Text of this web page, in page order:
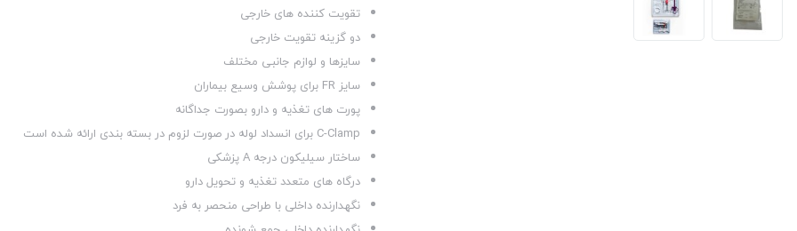
تقویت کننده های خارجی
دو گزینه تقویت خارجی
سایزها و لوازم جانبی مختلف
سایز FR برای پوشش وسیع بیماران
پورت های تغذیه و دارو بصورت جداگانه
C-Clamp برای انسداد لوله در صورت لزوم در بسته بندی ارائه شده است
ساختار سیلیکون درجه A پزشکی
درگاه های متعدد تغذیه و تحویل دارو
نگهدارنده داخلی با طراحی منحصر به فرد